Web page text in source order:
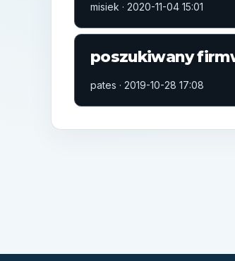
misiek · 2020-11-04 15:01
poszukiwany
pates · 2019-10-28 17:08